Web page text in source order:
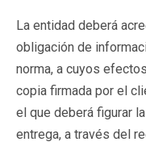
La entidad deberá
obligación de
norma, a cuyos
copia firmada por el
el que deberá figurar
entrega, a través del